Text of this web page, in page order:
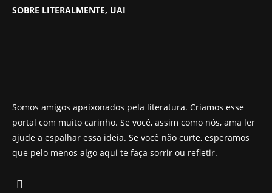
SOBRE LITERALMENTE, UAI
Somos amigos apaixonados pela literatura. Criamos esse
portal com muito carinho. Se você, assim como nós, ama ler
ajude a espalhar essa ideia. Se você não curte, esperamos
que pelo menos algo aqui te faça sorrir ou refletir.